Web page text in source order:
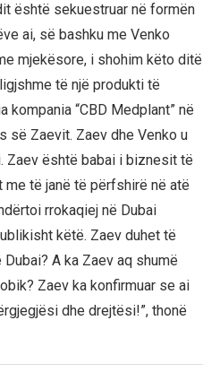
është sekuestruar në formën
ai, së bashku me Venko
mjekësore, i shohim këto ditë
të një produkti të
“CBD Medplant” në
së Zaevit. Zaev dhe Venko u
Zaev është babai i biznesit të
të janë të përfshirë në atë
rrokaqiej në Dubai
këtë. Zaev duhet të
A ka Zaev aq shumë
Zaev ka konfirmuar se ai
dhe drejtësi!”, thonë